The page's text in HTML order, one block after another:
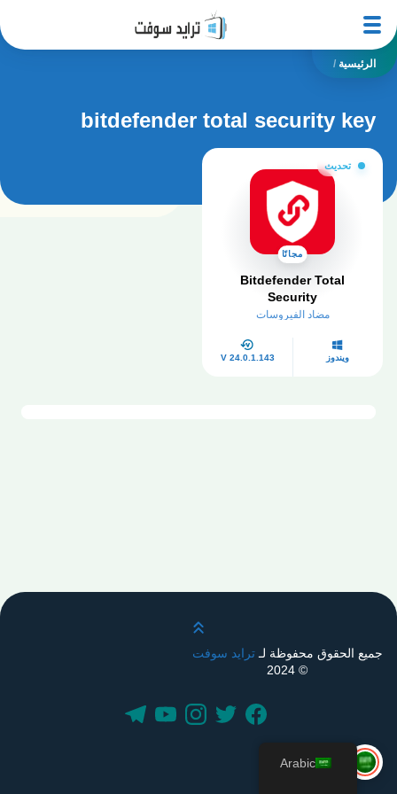
الرئيسية /
bitdefender total security key
تحديث
مجانًا
Bitdefender Total
Security
مضاد الفيروسات
ويندوز V 24.0.1.143
قم بالتمرير لأعلى
جميع الحقوق محفوظة لـترايد سوفت
© 2024
Arabic